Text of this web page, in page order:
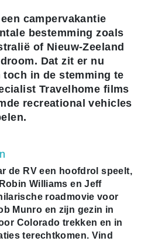
campervakantie
bestemming zoals
of Nieuw-Zeeland
Dat zit er nu
in de stemming te
Travelhome films
recreational vehicles
de RV een hoofdrol speelt,
Williams en Jeff
roadmovie voor
Munro en zijn gezin in
Colorado trekken en in
terechtkomen. Vind